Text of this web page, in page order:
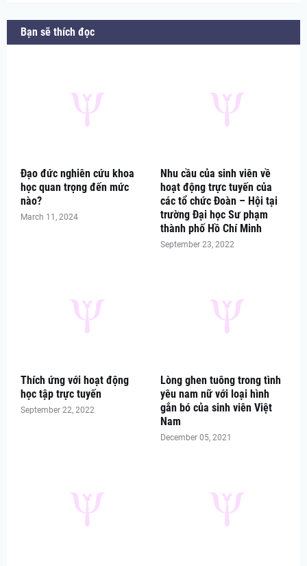
Bạn sẽ thích đọc
Đạo đức nghiên cứu khoa
học quan trọng đến mức
nào?
March 11, 2024
Nhu cầu của sinh viên về
hoạt động trực tuyến của
các tổ chức Đoàn – Hội tại
trường Đại học Sư phạm
thành phố Hồ Chí Minh
September 23, 2022
Thích ứng với hoạt động
học tập trực tuyến
September 22, 2022
Lòng ghen tuông trong tình
yêu nam nữ với loại hình
gắn bó của sinh viên Việt
Nam
December 05, 2021